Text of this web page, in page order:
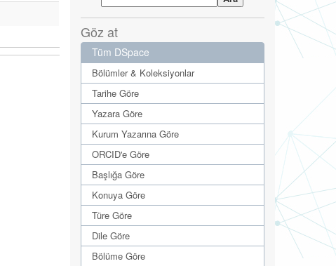
Göz at
Tüm DSpace
Bölümler & Koleksiyonlar
Tarihe Göre
Yazara Göre
Kurum Yazarına Göre
ORCID'e Göre
Başlığa Göre
Konuya Göre
Türe Göre
Dile Göre
Bölüme Göre